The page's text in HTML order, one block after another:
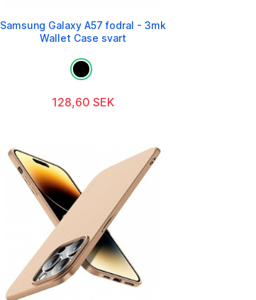
Samsung Galaxy A57 fodral - 3mk
Wallet Case svart
128,60 SEK